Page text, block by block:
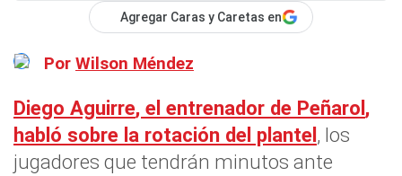
Agregar Caras y Caretas en
Por Wilson Méndez
Diego Aguirre, el entrenador de Peñarol,
habló sobre la rotación del plantel, los
jugadores que tendrán minutos ante